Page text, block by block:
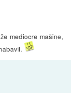
mediocre mašine,